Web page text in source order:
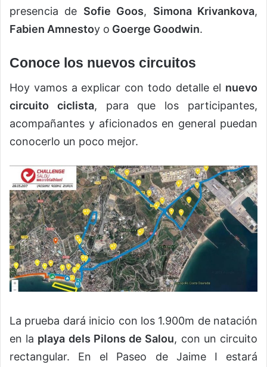
presencia de Sofie Goos, Simona Krivankova,
Fabien Amnestoy o Goerge Goodwin.
Conoce los nuevos circuitos
Hoy vamos a explicar con todo detalle el nuevo
circuito ciclista, para que los participantes,
acompañantes y aficionados en general puedan
conocerlo un poco mejor.
La prueba dará inicio con los 1.900m de natación
en la playa dels Pilons de Salou, con un circuito
rectangular. En el Paseo de Jaime I estará